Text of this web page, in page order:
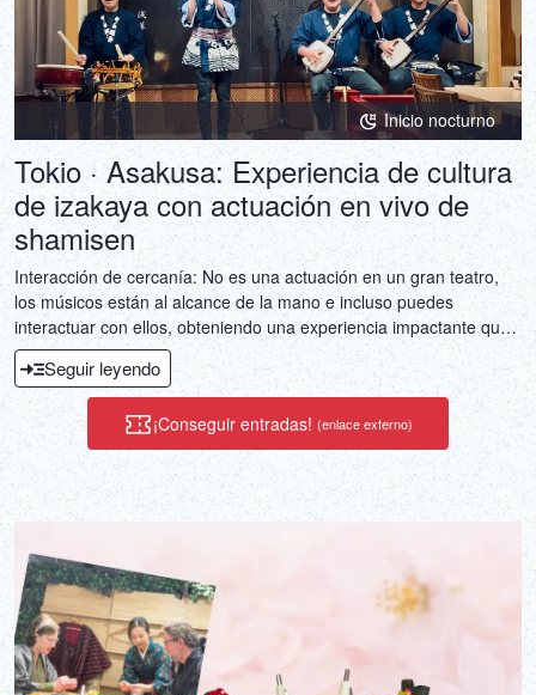
Inicio nocturno
Tokio · Asakusa: Experiencia de cultura
de izakaya con actuación en vivo de
shamisen
Interacción de cercanía: No es una actuación en un gran teatro,
los músicos están al alcance de la mano e incluso puedes
interactuar con ellos, obteniendo una experiencia impactante que
va más allá del sentido auditivo.Doble experiencia, satisfacción en
una: combina a la perfección el arte tradicional japonés (el
shamisen) con la cultura gastronómica (los izakaya).Experiencia
cultural profunda: se trata de un viaje único y lleno de valor
compartido que no puede ser replicado fácilmente.
Seguir leyendo
¡Conseguir entradas! (enlace externo)